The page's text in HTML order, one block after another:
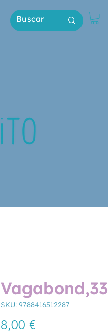
Vagabond,33
SKU: 9788416512287
8,00 €Price